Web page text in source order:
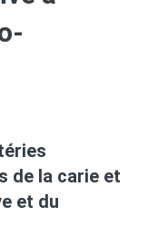
de la carie et
et du